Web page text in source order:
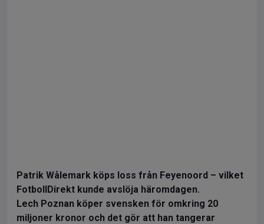
Patrik Wålemark köps loss från Feyenoord – vilket
FotbollDirekt kunde avslöja häromdagen.
Lech Poznan köper svensken för omkring 20
miljoner kronor och det gör att han tangerar